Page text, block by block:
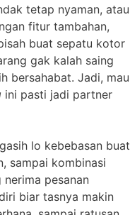
tetap nyaman, atau
fitur tambahan,
buat sepatu kotor
gak kalah saing
bersahabat. Jadi, mau
ini pasti jadi partner
lo kebebasan buat
sampai kombinasi
nerima pesanan
biar tasnya makin